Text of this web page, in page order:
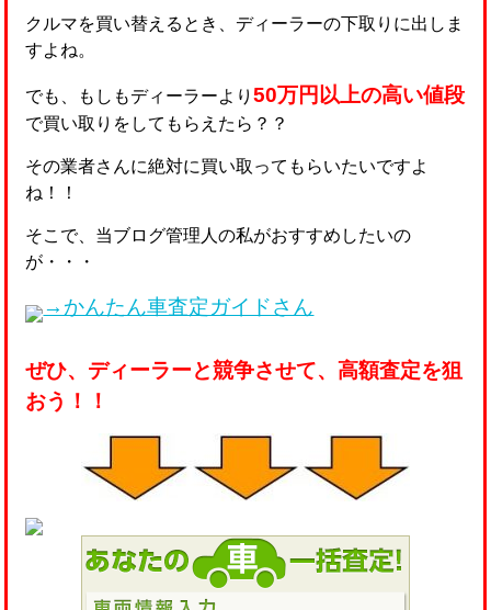
クルマを買い替えるとき、ディーラーの下取りに出しま
すよね。
でも、もしもディーラーより50万円以上の高い値段
で買い取りをしてもらえたら？？
その業者さんに絶対に買い取ってもらいたいですよ
ね！！
そこで、当ブログ管理人の私がおすすめしたいの
が・・・
→かんたん車査定ガイドさん
ぜひ、ディーラーと競争させて、高額査定を狙
おう！！